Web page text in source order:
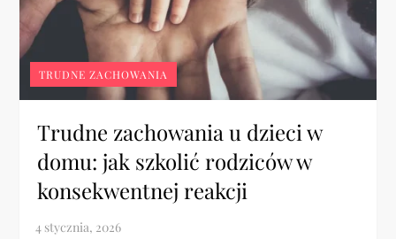
TRUDNE ZACHOWANIA
Trudne zachowania u dzieci w
domu: jak szkolić rodziców w
konsekwentnej reakcji